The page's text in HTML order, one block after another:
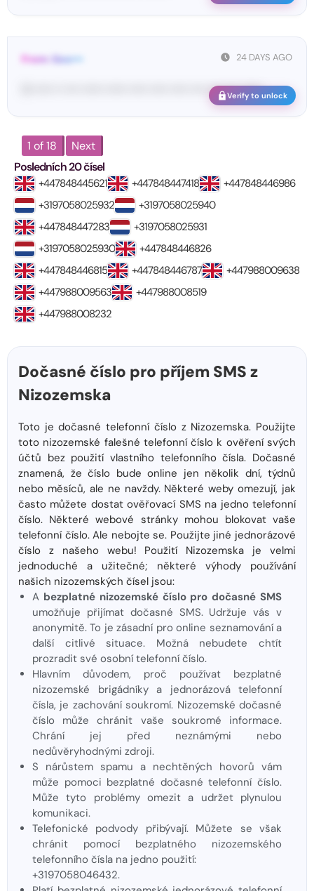
24 DAYS AGO
From: Goo•••
G-••••• •• •••• •••••• •••••• ••••• ••••• ••••• •••• •••• •••• ••••••
Verify to unlock
1 of 18
Next
Posledních 20 čísel
+447848445621 +447848447418
+447848446986
+3197058025932
+3197058025940
+447848447283
+3197058025931
+3197058025930
+447848446826
+447848446815
+447848446787
+447988009638
+447988009563
+447988008519
+447988008232
Dočasné číslo pro příjem SMS z
Nizozemska
Toto je dočasné telefonní číslo z Nizozemska. Použijte
toto nizozemské falešné telefonní číslo k ověření svých
účtů bez použití vlastního telefonního čísla. Dočasné
znamená, že číslo bude online jen několik dní, týdnů
nebo měsíců, ale ne navždy. Některé weby omezují, jak
často můžete dostat ověřovací SMS na jedno telefonní
číslo. Některé webové stránky mohou blokovat vaše
telefonní číslo. Ale nebojte se. Použijte jiné jednorázové
číslo z našeho webu! Použití Nizozemska je velmi
jednoduché a užitečné; některé výhody používání
našich nizozemských čísel jsou:
A bezplatné nizozemské číslo pro dočasné SMS
umožňuje přijímat dočasné SMS. Udržuje vás v
anonymitě. To je zásadní pro online seznamování a
další citlivé situace. Možná nebudete chtít
prozradit své osobní telefonní číslo.
Hlavním důvodem, proč používat bezplatné
nizozemské brigádníky a jednorázová telefonní
čísla, je zachování soukromí. Nizozemské dočasné
číslo může chránit vaše soukromé informace.
Chrání jej před neznámými nebo
nedůvěryhodnými zdroji.
S nárůstem spamu a nechtěných hovorů vám
může pomoci bezplatné dočasné telefonní číslo.
Může tyto problémy omezit a udržet plynulou
komunikaci.
Telefonické podvody přibývají. Můžete se však
chránit pomocí bezplatného nizozemského
telefonního čísla na jedno použití:
+3197058046432.